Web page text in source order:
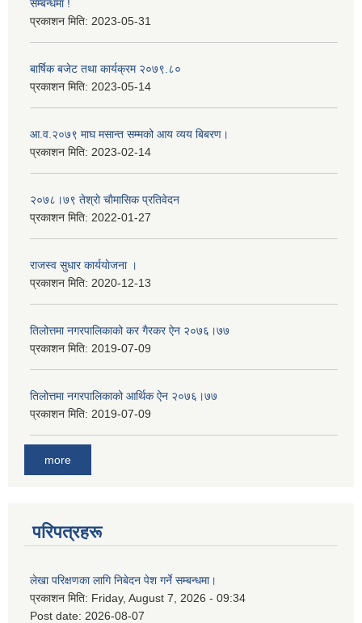
सम्बन्धमा !
प्रकाशन मिति: 2023-05-31
बार्षिक बजेट तथा कार्यक्रम २०७९.८०
प्रकाशन मिति: 2023-05-14
आ.व.२०७९ माघ मसान्त सम्मको आय व्यय बिबरण।
प्रकाशन मिति: 2023-02-14
२०७८।७९ तेश्राे चाैमासिक प्रतिवेदन
प्रकाशन मिति: 2022-01-27
राजस्व सुधार कार्ययाेजना ।
प्रकाशन मिति: 2020-12-13
तिलोत्तमा नगरपालिकाको कर गैरकर ऐन २०७६।७७
प्रकाशन मिति: 2019-07-09
तिलोत्तमा नगरपालिकाको आर्थिक ऐन २०७६।७७
प्रकाशन मिति: 2019-07-09
more
परिपत्रहरू
लेखा परिक्षणका लागि निबेदन पेश गर्ने सम्बन्धमा।
प्रकाशन मिति: Friday, August 7, 2026 - 09:34
Post date: 2026-08-07